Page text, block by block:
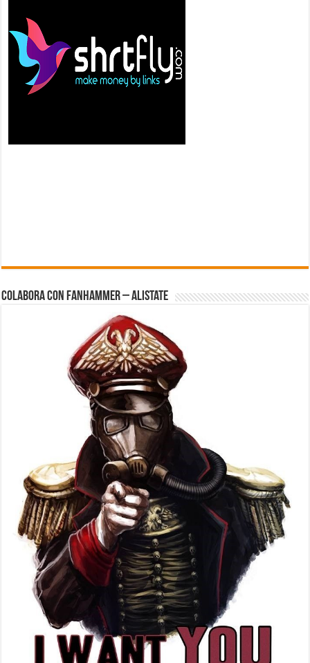
Colabora con FanHammer – Alistate